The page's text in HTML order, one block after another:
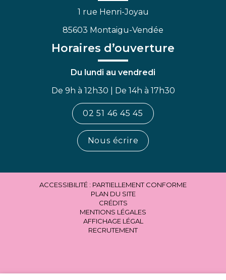
1 rue Henri-Joyau
85603 Montaigu-Vendée
Horaires d’ouverture
Du lundi au vendredi
De 9h à 12h30 | De 14h à 17h30
02 51 46 45 45
Nous écrire
ACCESSIBILITÉ : PARTIELLEMENT CONFORME
PLAN DU SITE
CRÉDITS
MENTIONS LÉGALES
AFFICHAGE LÉGAL
RECRUTEMENT